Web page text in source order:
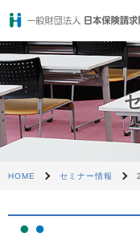
HOME セミナー情報